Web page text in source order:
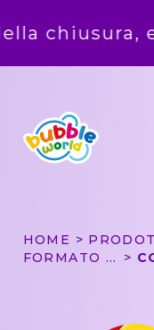
entro
HOME
FORMATO CONVENIENZA